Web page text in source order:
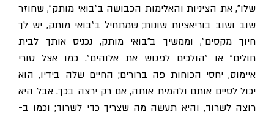
שלו", את הציניות והאלימות הכבושה ב"בואי מותק", שחוזר
שוב ושוב בוריאציות שונות; שמתחיל ב"בואי מותק, יש לך
חיוך מקסים", וממשיך ב"בואי מותק, נכניס אותך לבית
חולים" או "הולכים לפגוש את אלוהים". כמו אצל טורי
איימוס, יחסי הכוחות פה ברורים; החיים שלה בידיו, הוא
יכול לסיים אותם ולהמית אותה, אם רק ירצה בכך. אבל היא
רוצה לשרוד, והיא תעשה מה שצריך כדי לשרוד; וכמו ב-